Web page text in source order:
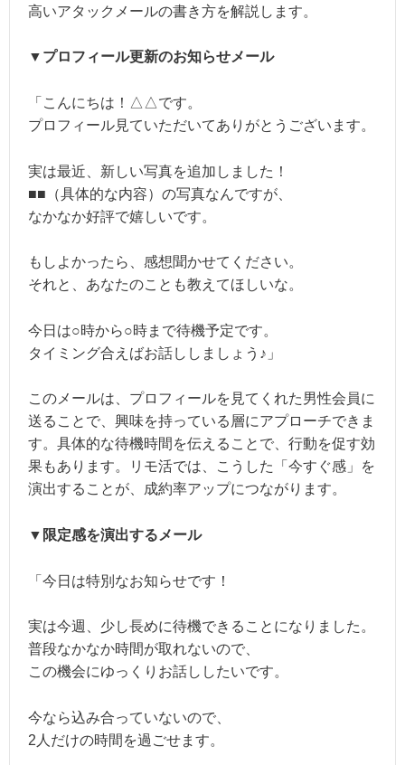
高いアタックメールの書き方を解説します。
▼プロフィール更新のお知らせメール
「こんにちは！△△です。
プロフィール見ていただいてありがとうございます。
実は最近、新しい写真を追加しました！
■■（具体的な内容）の写真なんですが、
なかなか好評で嬉しいです。
もしよかったら、感想聞かせてください。
それと、あなたのことも教えてほしいな。
今日は○時から○時まで待機予定です。
タイミング合えばお話ししましょう♪」
このメールは、プロフィールを見てくれた男性会員に
送ることで、興味を持っている層にアプローチできま
す。具体的な待機時間を伝えることで、行動を促す効
果もあります。リモ活では、こうした「今すぐ感」を
演出することが、成約率アップにつながります。
▼限定感を演出するメール
「今日は特別なお知らせです！
実は今週、少し長めに待機できることになりました。
普段なかなか時間が取れないので、
この機会にゆっくりお話ししたいです。
今なら込み合っていないので、
2人だけの時間を過ごせます。